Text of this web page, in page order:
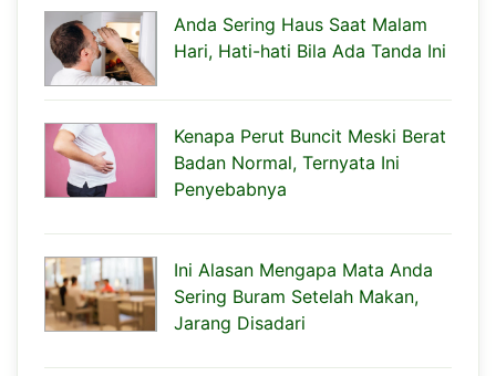
Anda Sering Haus Saat Malam
Hari, Hati-hati Bila Ada Tanda Ini
Kenapa Perut Buncit Meski Berat
Badan Normal, Ternyata Ini
Penyebabnya
Ini Alasan Mengapa Mata Anda
Sering Buram Setelah Makan,
Jarang Disadari